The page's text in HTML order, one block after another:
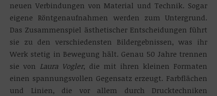
neuen Verbindungen von Material und Technik. Sogar
eigene Röntgenaufnahmen werden zum Untergrund.
Das Zusammenspiel ästhetischer Entscheidungen führt
sie zu den verschiedensten Bildergebnissen, was ihr
Werk stetig in Bewegung hält. Genau 50 Jahre trennen
sie von Laura Vogler, die mit ihren kleinen Formaten
einen spannungsvollen Gegensatz erzeugt. Farbflächen
und Linien, die vor allem durch Drucktechniken